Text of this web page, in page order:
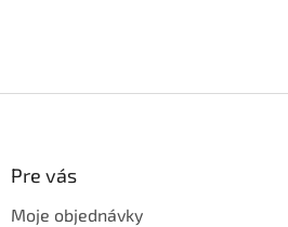
Pre vás
Moje objednávky